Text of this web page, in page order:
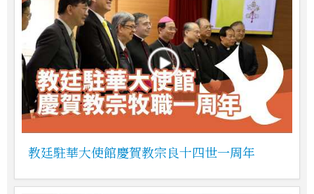
教廷駐華大使館慶賀教宗良十四世一周年